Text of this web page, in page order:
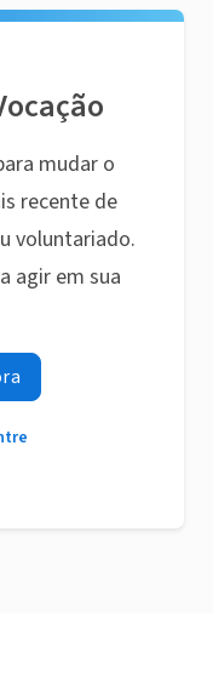
mudar o
recente de
voluntariado.
agir em sua